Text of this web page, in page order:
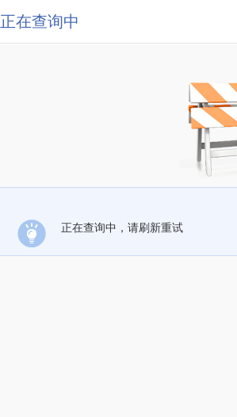
正在查询中
正在查询中，请刷新重试